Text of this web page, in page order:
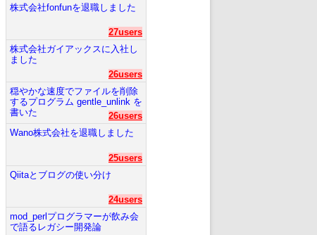
株式会社fonfunを退職しました
27users
株式会社ガイアックスに入社し
ました
26users
穏やかな速度でファイルを削除
するプログラム gentle_unlink を
書いた
26users
Wano株式会社を退職しました
25users
Qiitaとブログの使い分け
24users
mod_perlプログラマーが飲み会
で語るレガシー開発論